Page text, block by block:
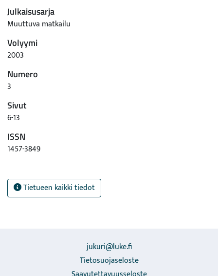
Julkaisusarja
Muuttuva matkailu
Volyymi
2003
Numero
3
Sivut
6-13
ISSN
1457-3849
Tietueen kaikki tiedot
jukuri@luke.fi
Tietosuojaseloste